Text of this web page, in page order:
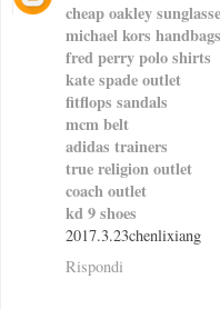
cheap oakley
michael kors handbags
fred perry polo shirts
kate spade outlet
fitflops sandals
mcm belt
adidas trainers
true religion outlet
coach outlet
kd 9 shoes
2017.3.23chenlixiang
Rispondi